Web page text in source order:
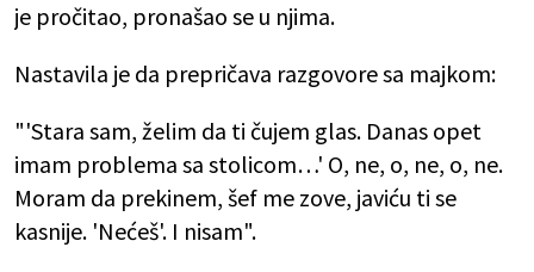
je pročitao, pronašao se u njima.
Nastavila je da prepričava razgovore sa majkom:
"'Stara sam, želim da ti čujem glas. Danas opet
imam problema sa stolicom…' O, ne, o, ne, o, ne.
Moram da prekinem, šef me zove, javiću ti se
kasnije. 'Nećeš'. I nisam".